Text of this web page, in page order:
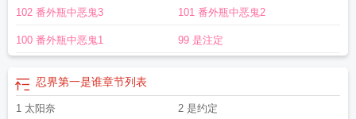
版102 番外瓶中恶鬼3 101 番外瓶中恶鬼2
100 番外瓶中恶鬼1 99 是注定
忍界第一是谁章节列表
1 太阳奈 2 是约定